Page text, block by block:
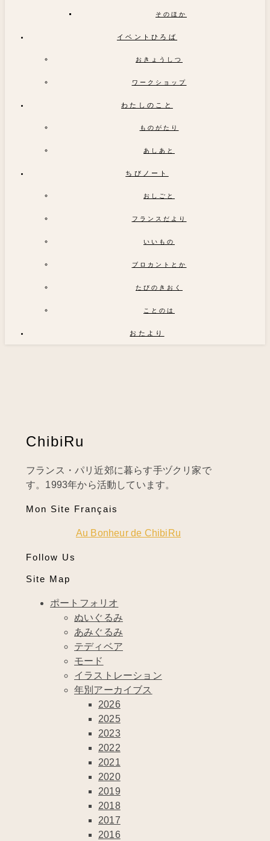
そのほか
イベントひろば
おきょうしつ
ワークショップ
わたしのこと
ものがたり
あしあと
ちびノート
おしごと
フランスだより
いいもの
ブロカントとか
たびのきおく
ことのは
おたより
ChibiRu
フランス・パリ近郊に暮らす手ヅクリ家で
す。1993年から活動しています。
Mon Site Français
Au Bonheur de ChibiRu
Follow Us
Site Map
ポートフォリオ
ぬいぐるみ
あみぐるみ
テディベア
モード
イラストレーション
年別アーカイブス
2026
2025
2023
2022
2021
2020
2019
2018
2017
2016